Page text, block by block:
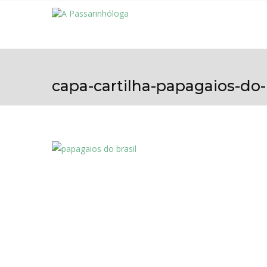
capa-cartilha-papagaios-